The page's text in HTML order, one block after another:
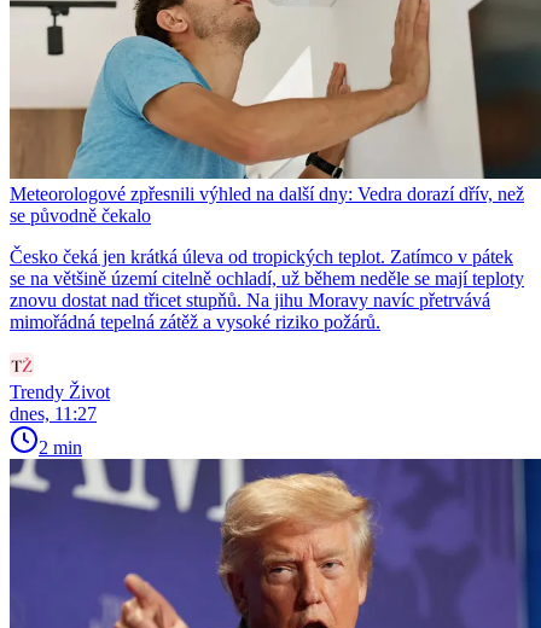
Meteorologové zpřesnili výhled na další dny: Vedra dorazí dřív, než
se původně čekalo
Česko čeká jen krátká úleva od tropických teplot. Zatímco v pátek
se na většině území citelně ochladí, už během neděle se mají teploty
znovu dostat nad třicet stupňů. Na jihu Moravy navíc přetrvává
mimořádná tepelná zátěž a vysoké riziko požárů.
Trendy Život
dnes, 11:27
2 min